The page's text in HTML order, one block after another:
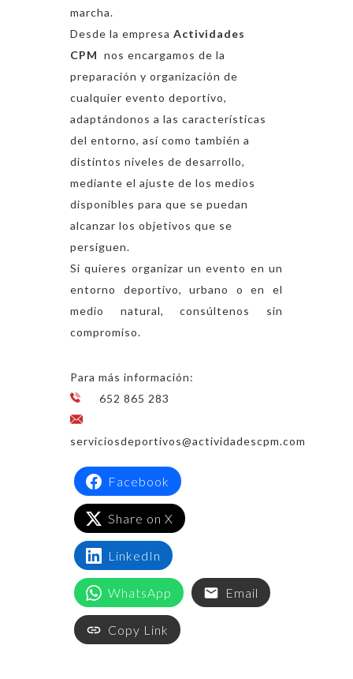
marcha.
Desde la empresa Actividades
CPM nos encargamos de la
preparación y organización de
cualquier evento deportivo,
adaptándonos a las características
del entorno, así como también a
distintos niveles de desarrollo,
mediante el ajuste de los medios
disponibles para que se puedan
alcanzar los objetivos que se
persiguen.
Si quieres organizar un evento en un
entorno deportivo, urbano o en el
medio natural, consúltenos sin
compromiso.
Para más información:
652 865 283
serviciosdeportivos@actividadescpm.com
Facebook
Share on X
LinkedIn
WhatsApp Email
Copy Link